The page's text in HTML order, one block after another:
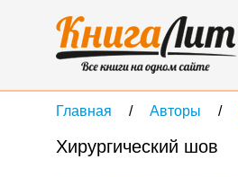
Главная Авторы
Хирургический шов